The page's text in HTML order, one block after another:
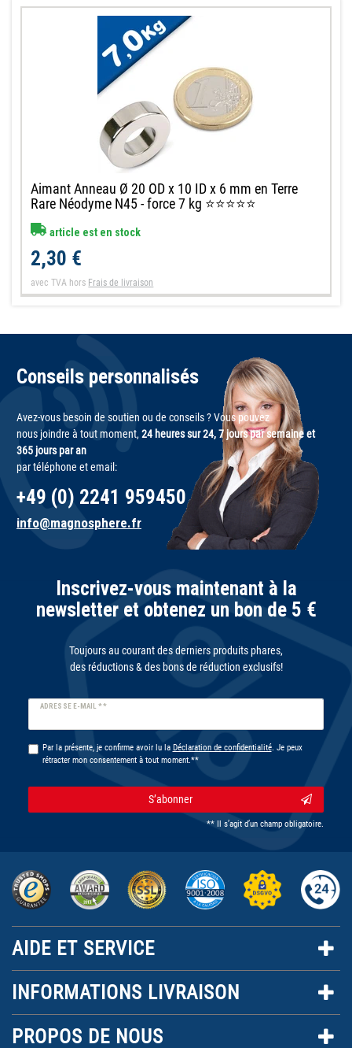
Aimant Anneau Ø 20 OD x 10 ID x 6 mm en Terre
Rare Néodyme N45 - force 7 kg ⭐⭐⭐⭐⭐
article est en stock
2,30 €
avec TVA hors Frais de livraison
Conseils personnalisés
Avez-vous besoin de soutien ou de conseils ? Vous pouvez
nous joindre à tout moment, 24 heures sur 24, 7 jours par semaine et
365 jours par an
par téléphone et email:
+49 (0) 2241 959450
info@magnosphere.fr
Inscrivez-vous maintenant à la
newsletter et obtenez un bon de 5 €
Toujours au courant des derniers produits phares,
des réductions & des bons de réduction exclusifs!
ADRESSE E-MAIL **
Ceres::Template.newsletterHoneypotLabel
Par la présente, je confirme avoir lu la Déclaration de confidentialité. Je peux
rétracter mon consentement à tout moment.**
S’abonner
** Il s’agit d’un champ obligatoire.
AIDE ET SERVICE
INFORMATIONS LIVRAISON
PROPOS DE NOUS